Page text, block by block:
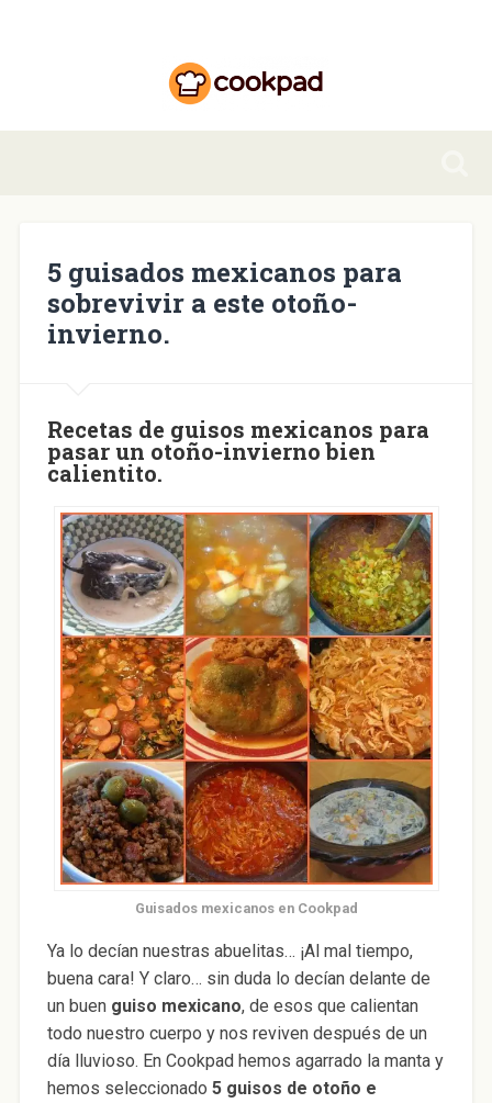
5 guisados mexicanos para
sobrevivir a este otoño-
invierno.
Recetas de guisos mexicanos para
pasar un otoño-invierno bien
calientito.
Guisados mexicanos en Cookpad
Ya lo decían nuestras abuelitas… ¡Al mal tiempo,
buena cara! Y claro… sin duda lo decían delante de
un buen guiso mexicano, de esos que calientan
todo nuestro cuerpo y nos reviven después de un
día lluvioso. En Cookpad hemos agarrado la manta y
hemos seleccionado 5 guisos de otoño e